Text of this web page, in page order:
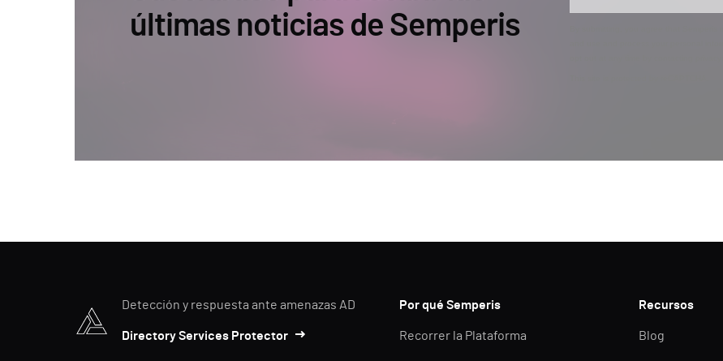
últimas noticias de Semperis
Detección y respuesta ante amenazas AD
Directory Services Protector
Por qué Semperis
Recorrer la Plataforma
Recursos
Blog